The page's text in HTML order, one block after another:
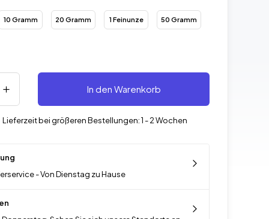
10 Gramm 20 Gramm 1 Feinunze 50 Gramm
In den Warenkorb
Lieferzeit bei größeren Bestellungen: 1 - 2 Wochen
- Von Dienstag zu Hause